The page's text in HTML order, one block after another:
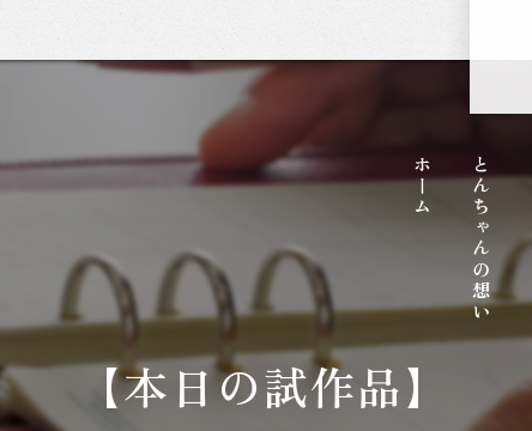
ホーム とんちゃんの想い
【本日の試作品】